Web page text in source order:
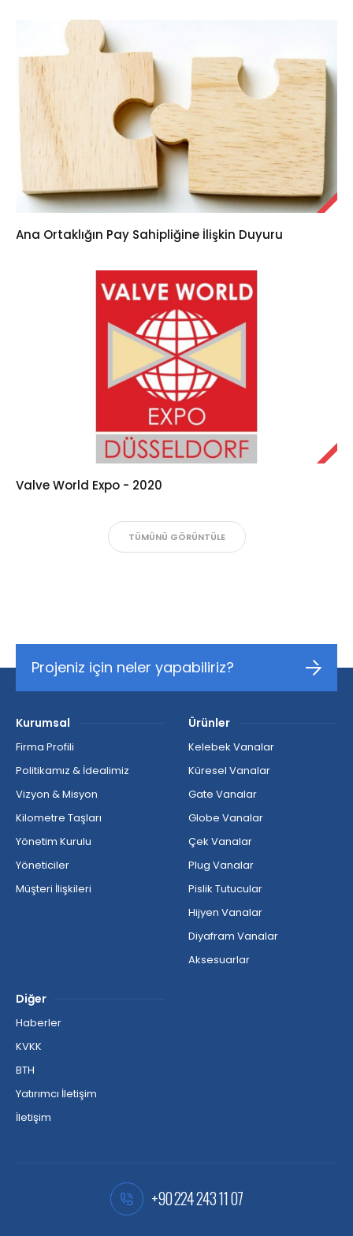
Ana Ortaklığın Pay Sahipliğine İlişkin Duyuru
Valve World Expo - 2020
TÜMÜNÜ GÖRÜNTÜLE
Projeniz için neler yapabiliriz?
Kurumsal
Firma Profili
Politikamız & İdealimiz
Vizyon & Misyon
Kilometre Taşları
Yönetim Kurulu
Yöneticiler
Müşteri İlişkileri
Ürünler
Kelebek Vanalar
Küresel Vanalar
Gate Vanalar
Globe Vanalar
Çek Vanalar
Plug Vanalar
Pislik Tutucular
Hijyen Vanalar
Diyafram Vanalar
Aksesuarlar
Diğer
Haberler
KVKK
BTH
Yatırımcı İletişim
İletişim
+90 224 243 11 07